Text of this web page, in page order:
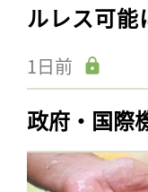
ルレス可能
1日前
政府・国際